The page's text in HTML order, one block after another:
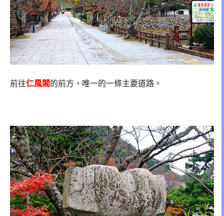
前往仁風閣的前方，唯一的一條主要道路。